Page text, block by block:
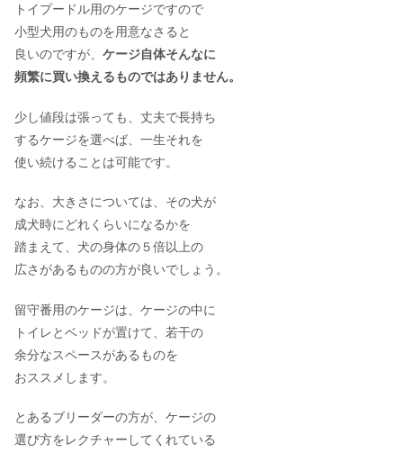
トイプードル用のケージですので
小型犬用のものを用意なさると
良いのですが、 ケージ自体そんなに
頻繁に買い換えるものではありません。
少し値段は張っても、丈夫で長持ち
するケージを選べば、一生それを
使い続けることは可能です。
なお、大きさについては、その犬が
成犬時にどれくらいになるかを
踏まえて、犬の身体の５倍以上の
広さがあるものの方が良いでしょう。
留守番用のケージは、ケージの中に
トイレとベッドが置けて、若干の
余分なスペースがあるものを
おススメします。
とあるブリーダーの方が、ケージの
選び方をレクチャーしてくれている